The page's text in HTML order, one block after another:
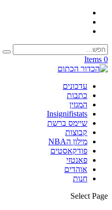
0 Items
עדכונים
כתבות
המגזין
Insignifistats
שיימס ברשת
קבוצות
מילון הNBA
פודקאסטים
פאנטזי
אוהדים
חנות
Select Page